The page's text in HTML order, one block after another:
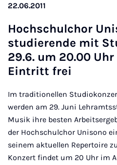
22.06.2011
Hoch­schul­chor
stu­die­ren­de mit
29.6. um 20.00
Ein­tritt frei
Im traditionellen
werden am 29. Juni
Musik ihre besten
der Hochschulchor Unisono
seinem aktuellen Repertoire
Konzert findet um 20 Uhr im